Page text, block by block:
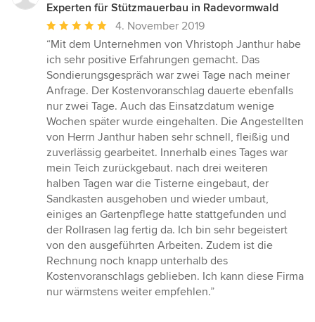
Experten für Stützmauerbau in Radevormwald
Durchschnittliche
Bewertung:
5
von
5
Sternen
4. November 2019
“Mit dem Unternehmen von Vhristoph Janthur habe
ich sehr positive Erfahrungen gemacht. Das
Sondierungsgespräch war zwei Tage nach meiner
Anfrage. Der Kostenvoranschlag dauerte ebenfalls
nur zwei Tage. Auch das Einsatzdatum wenige
Wochen später wurde eingehalten. Die Angestellten
von Herrn Janthur haben sehr schnell, fleißig und
zuverlässig gearbeitet. Innerhalb eines Tages war
mein Teich zurückgebaut. nach drei weiteren
halben Tagen war die Tisterne eingebaut, der
Sandkasten ausgehoben und wieder umbaut,
einiges an Gartenpflege hatte stattgefunden und
der Rollrasen lag fertig da. Ich bin sehr begeistert
von den ausgeführten Arbeiten. Zudem ist die
Rechnung noch knapp unterhalb des
Kostenvoranschlags geblieben. Ich kann diese Firma
nur wärmstens weiter empfehlen.”